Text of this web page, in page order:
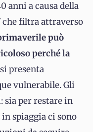
anni a causa della
filtra attraverso
può
perché la
presenta
vulnerabile. Gli
sia per restare in
spiaggia ci sono